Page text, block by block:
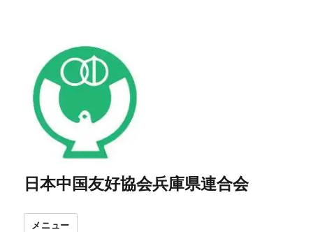
日本中国友好協会兵庫県連合会
メニュー